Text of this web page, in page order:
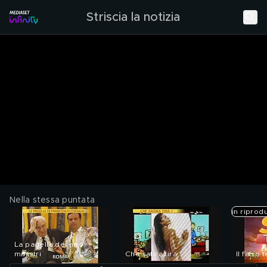
Striscia la notizia
Nella stessa puntata
La pagella dei neo
ministri
Che satira tira
in
Il falso